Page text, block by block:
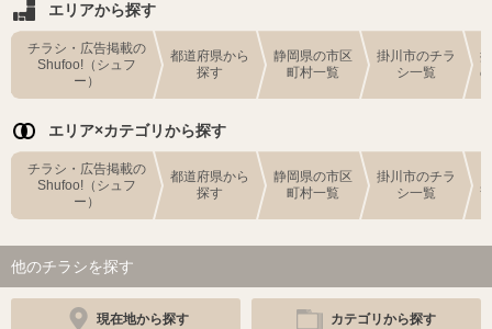
エリアから探す
チラシ・広告掲載の
Shufoo!（シュフ
ー）
都道府県から
探す
静岡県の市区
町村一覧
掛川市のチラ
シ一覧
エリア×カテゴリから探す
チラシ・広告掲載の
Shufoo!（シュフ
ー）
都道府県から
探す
静岡県の市区
町村一覧
掛川市のチラ
シ一覧
他のチラシを探す
現在地から探す カテゴリから探す